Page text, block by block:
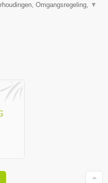
Omgangsregeling, ▼